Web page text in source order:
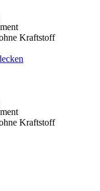
Kraftstoff
Kraftstoff